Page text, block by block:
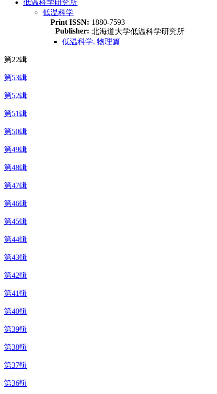
低温科学研究所
低温科学
Print ISSN: 1880-7593
Publisher: 北海道大学低温科学研究所
低温科学. 物理篇
第22輯
第53輯
第52輯
第51輯
第50輯
第49輯
第48輯
第47輯
第46輯
第45輯
第44輯
第43輯
第42輯
第41輯
第40輯
第39輯
第38輯
第37輯
第36輯